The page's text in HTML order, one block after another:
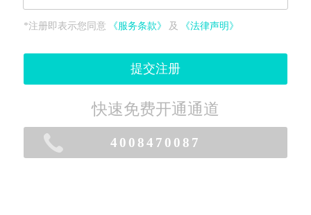
*注册即表示您同意 《服务条款》 及 《法律声明》
提交注册
快速免费开通通道
4008470087